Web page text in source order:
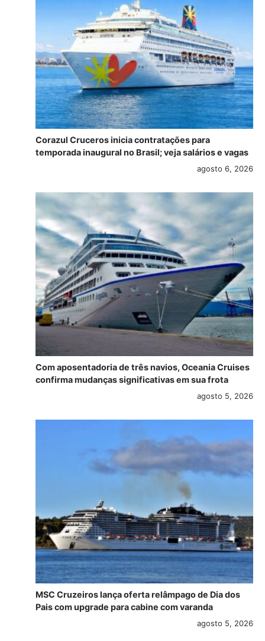
Corazul Cruceros inicia contratações para
temporada inaugural no Brasil; veja salários e vagas
agosto 6, 2026
Com aposentadoria de três navios, Oceania Cruises
confirma mudanças significativas em sua frota
agosto 5, 2026
MSC Cruzeiros lança oferta relâmpago de Dia dos
Pais com upgrade para cabine com varanda
agosto 5, 2026